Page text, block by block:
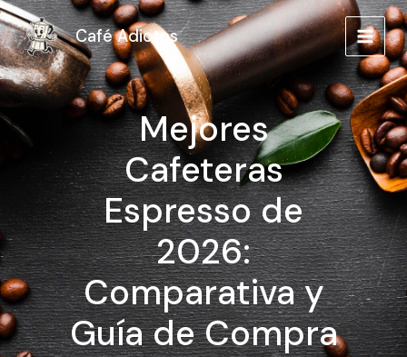
Ir
al
contenido
Café Adictos
MAIN
Mejores
Cafeteras
Espresso de
2026:
Comparativa y
Guía de Compra